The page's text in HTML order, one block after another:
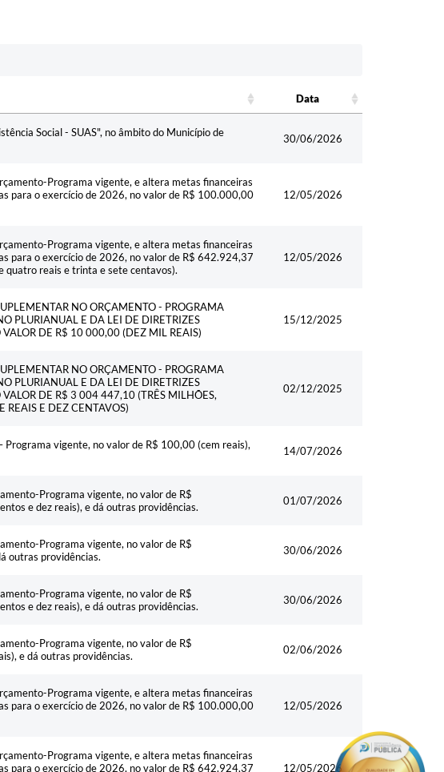
Data
Social - SUAS", no âmbito do Município de
30/06/2026
Programa vigente, e altera metas financeiras
para o exercício de 2026, no valor de R$ 100.000,00
12/05/2026
Programa vigente, e altera metas financeiras
para o exercício de 2026, no valor de R$ 642.924,37
quatro reais e trinta e sete centavos).
12/05/2026
NO ORÇAMENTO - PROGRAMA
PLURIANUAL E DA LEI DE DIRETRIZES
DE R$ 10 000,00 (DEZ MIL REAIS)
15/12/2025
NO ORÇAMENTO - PROGRAMA
PLURIANUAL E DA LEI DE DIRETRIZES
DE R$ 3 004 447,10 (TRÊS MILHÕES,
REAIS E DEZ CENTAVOS)
02/12/2025
vigente, no valor de R$ 100,00 (cem reais),
14/07/2026
Programa vigente, no valor de R$
e dez reais), e dá outras providências.
01/07/2026
Programa vigente, no valor de R$
outras providências.
30/06/2026
Programa vigente, no valor de R$
e dez reais), e dá outras providências.
30/06/2026
Programa vigente, no valor de R$
e dá outras providências.
02/06/2026
Programa vigente, e altera metas financeiras
para o exercício de 2026, no valor de R$ 100.000,00
12/05/2026
Programa vigente, e altera metas financeiras
para o exercício de 2026, no valor de R$ 642.924,37
12/05/2026